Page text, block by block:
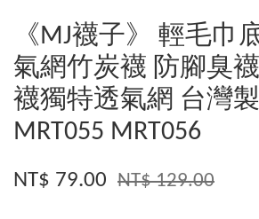
《MJ襪子》 輕毛巾
氣網竹炭襪 防腳臭
襪獨特透氣網 台灣
MRT055 MRT056
NT$ 79.00 NT$ 129.00